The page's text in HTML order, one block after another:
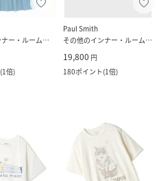
その他のインナー・ルームウェア
(1倍)
Paul Smith
その他のインナー・ルームウェア
19,800 円
180ポイント(1倍)